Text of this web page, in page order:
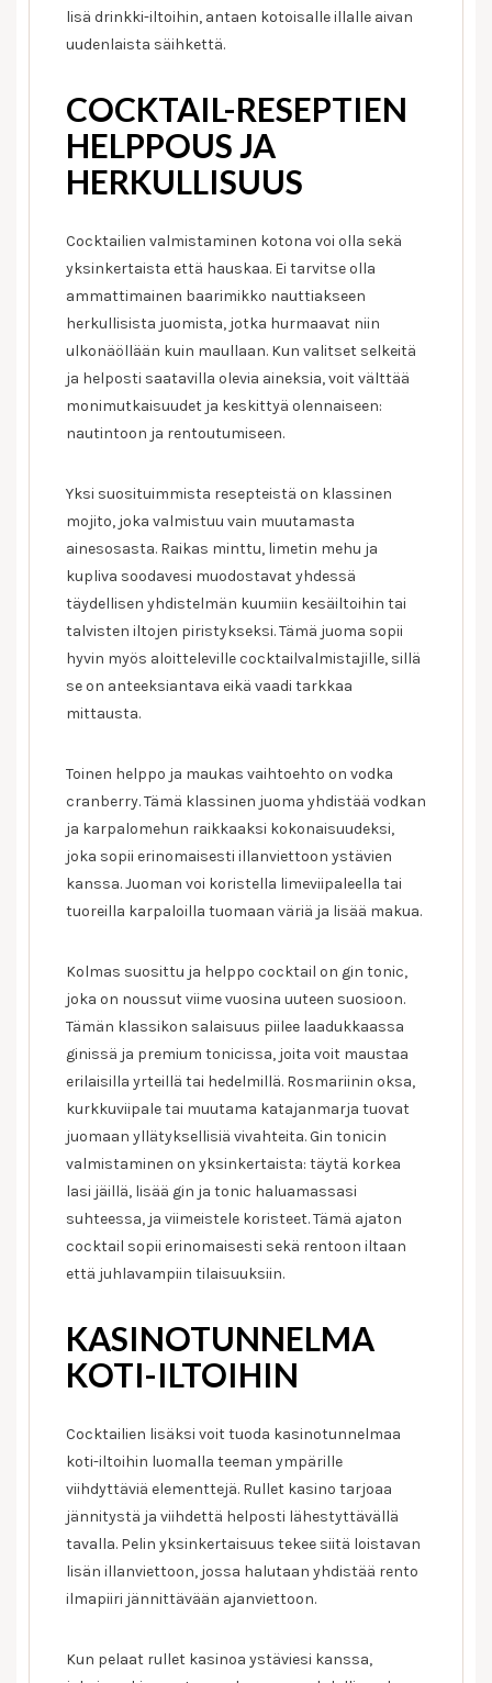
lisä drinkki-iltoihin, antaen kotoisalle illalle aivan
uudenlaista säihkettä.
COCKTAIL-RESEPTIEN
HELPPOUS JA
HERKULLISUUS
Cocktailien valmistaminen kotona voi olla sekä
yksinkertaista että hauskaa. Ei tarvitse olla
ammattimainen baarimikko nauttiakseen
herkullisista juomista, jotka hurmaavat niin
ulkonäöllään kuin maullaan. Kun valitset selkeitä
ja helposti saatavilla olevia aineksia, voit välttää
monimutkaisuudet ja keskittyä olennaiseen:
nautintoon ja rentoutumiseen.
Yksi suosituimmista resepteistä on klassinen
mojito, joka valmistuu vain muutamasta
ainesosasta. Raikas minttu, limetin mehu ja
kupliva soodavesi muodostavat yhdessä
täydellisen yhdistelmän kuumiin kesäiltoihin tai
talvisten iltojen piristykseksi. Tämä juoma sopii
hyvin myös aloitteleville cocktailvalmistajille, sillä
se on anteeksiantava eikä vaadi tarkkaa
mittausta.
Toinen helppo ja maukas vaihtoehto on vodka
cranberry. Tämä klassinen juoma yhdistää vodkan
ja karpalomehun raikkaaksi kokonaisuudeksi,
joka sopii erinomaisesti illanviettoon ystävien
kanssa. Juoman voi koristella limeviipaleella tai
tuoreilla karpaloilla tuomaan väriä ja lisää makua.
Kolmas suosittu ja helppo cocktail on gin tonic,
joka on noussut viime vuosina uuteen suosioon.
Tämän klassikon salaisuus piilee laadukkaassa
ginissä ja premium tonicissa, joita voit maustaa
erilaisilla yrteillä tai hedelmillä. Rosmariinin oksa,
kurkkuviipale tai muutama katajanmarja tuovat
juomaan yllätyksellisiä vivahteita. Gin tonicin
valmistaminen on yksinkertaista: täytä korkea
lasi jäillä, lisää gin ja tonic haluamassasi
suhteessa, ja viimeistele koristeet. Tämä ajaton
cocktail sopii erinomaisesti sekä rentoon iltaan
että juhlavampiin tilaisuuksiin.
KASINOTUNNELMA
KOTI-ILTOIHIN
Cocktailien lisäksi voit tuoda kasinotunnelmaa
koti-iltoihin luomalla teeman ympärille
viihdyttäviä elementtejä. Rullet kasino tarjoaa
jännitystä ja viihdettä helposti lähestyttävällä
tavalla. Pelin yksinkertaisuus tekee siitä loistavan
lisän illanviettoon, jossa halutaan yhdistää rento
ilmapiiri jännittävään ajanviettoon.
Kun pelaat rullet kasinoa ystäviesi kanssa,